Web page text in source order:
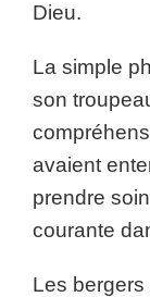
Dieu.
La simple
son
avaient
prendre
courante
Les